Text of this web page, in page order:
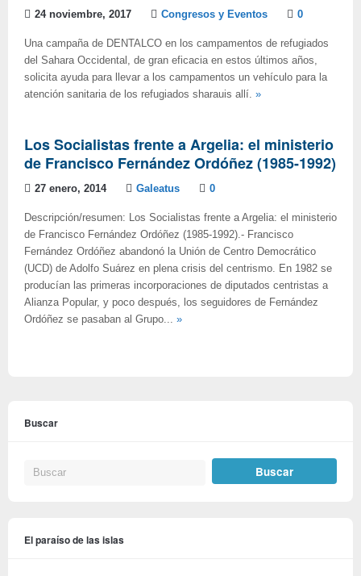
24 noviembre, 2017 Congresos y Eventos 0
Una campaña de DENTALCO en los campamentos de refugiados
del Sahara Occidental, de gran eficacia en estos últimos años,
solicita ayuda para llevar a los campamentos un vehículo para la
atención sanitaria de los refugiados sharauis allí. »
Los Socialistas frente a Argelia: el ministerio
de Francisco Fernández Ordóñez (1985-1992)
27 enero, 2014 Galeatus 0
Descripción/resumen: Los Socialistas frente a Argelia: el ministerio
de Francisco Fernández Ordóñez (1985-1992).- Francisco
Fernández Ordóñez abandonó la Unión de Centro Democrático
(UCD) de Adolfo Suárez en plena crisis del centrismo. En 1982 se
producían las primeras incorporaciones de diputados centristas a
Alianza Popular, y poco después, los seguidores de Fernández
Ordóñez se pasaban al Grupo... »
Buscar
El paraíso de las islas